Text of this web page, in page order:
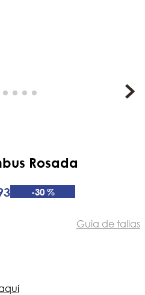
Rosada
-30 %
Guia de tallas